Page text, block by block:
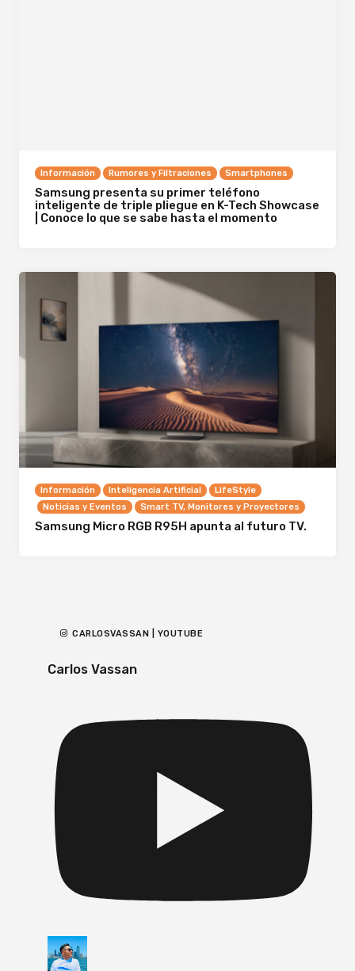
Información Rumores y Filtraciones Smartphones
Samsung presenta su primer teléfono
inteligente de triple pliegue en K-Tech Showcase
| Conoce lo que se sabe hasta el momento
Información Inteligencia Artificial
LifeStyle
Noticias y Eventos
Smart TV, Monitores y Proyectores
Samsung Micro RGB R95H apunta al futuro TV.
CARLOSVASSAN | YOUTUBE
Carlos Vassan